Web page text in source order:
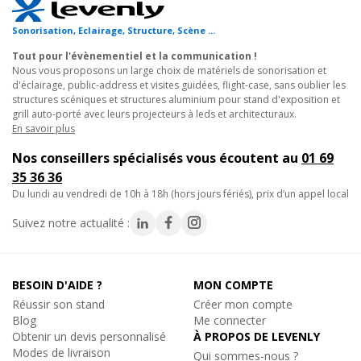
- Diamètre tube: 16 x 2 mm
- Système de Connection : CCS6
- Livré sans manchon, ni kit de jonction
N'hésitez pas à utiliser le logiciel KYLO pour vos calculs de
charge téléchargeable sur le site www.prolyte.com
Ajouter au panier
Nouveau
Prolyte
GOUPILLE CCS6-604, Goupille pour Structure Alu
4.50€
Réf. 08007
Nouveau
BROCHE CCS4-605 ET CCS6-605, Broche pour
Structure Alu
Broche Structure Alu
Sonorisation, Eclairage, Structure, Scène ...
Tout pour l'évènementiel et la communication !
Nous vous proposons un large choix de matériels de sonorisation et
d'éclairage, public-address et visites guidées, flight-case, sans oublier les
structures scéniques et structures aluminium pour stand d'exposition et
grill auto-porté avec leurs projecteurs à leds et architecturaux.
En savoir plus
Nos conseillers spécialisés vous écoutent au 01 69
35 36 36
du lundi au vendredi de 10h à 18h (hors jours fériés), prix d’un appel local
Suivez notre actualité :
BESOIN D'AIDE ?
Réussir son stand
Blog
Obtenir un devis personnalisé
Modes de livraison
MON COMPTE
Créer mon compte
Me connecter
À PROPOS DE LEVENLY
Qui sommes-nous ?